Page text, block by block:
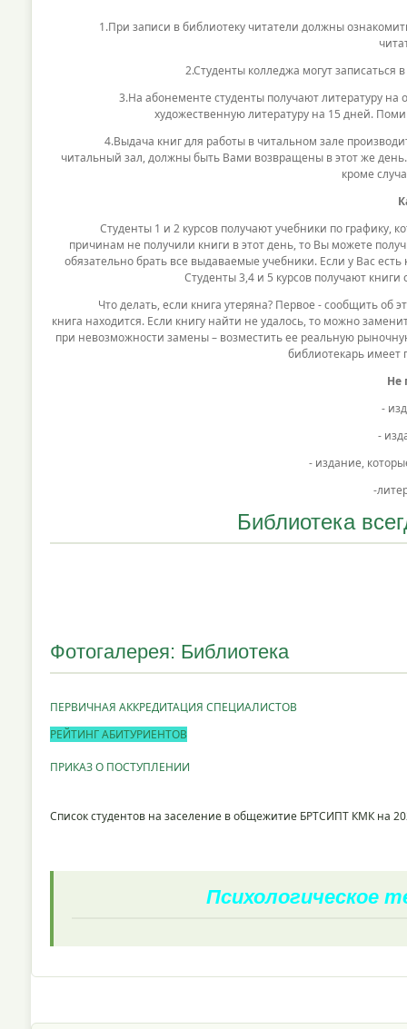
1.При записи в библиотеку читатели должны
2.Студенты колледжа могут записаться в
3.На абонементе студенты получают литературу на
художественную литературу на 15 дней.
4.Выдача книг для работы в читальном зале
читальный зал, должны быть Вами возвращены в этот же
кроме
Студенты 1 и 2 курсов получают учебники по графику,
причинам не получили книги в этот день, то Вы можете
обязательно брать все выдаваемые учебники. Если у Вас
Студенты 3,4 и 5 курсов получают
Что делать, если книга утеряна? Первое - сообщить об
книга находится. Если книгу найти не удалось, то можно
при невозможности замены – возместить ее реальную
библиотекарь имеет
Не
-
-
- издание, которые
-
Библиотека
Фотогалерея: Библиотека
ПЕРВИЧНАЯ АККРЕДИТАЦИЯ СПЕЦИАЛИСТОВ
РЕЙТИНГ АБИТУРИЕНТОВ
ПРИКАЗ О ПОСТУПЛЕНИИ
Список студентов на заселение в общежитие БРТСИПТ КМК на
Психологическое